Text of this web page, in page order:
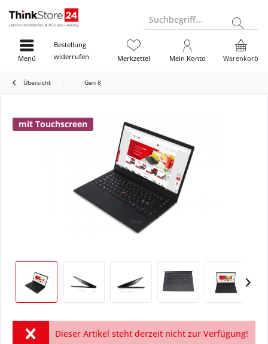
Suchbegriff...
Bestellung
widerrufen
Warenkorb
Merkzettel Mein Konto
Menü
Übersicht Gen 8
mit Touchscreen
Dieser Artikel steht derzeit nicht zur Verfügung!